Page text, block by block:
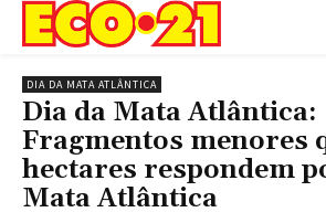
DIA DA MATA ATLÂNTICA
Dia da Mata Atlântica:
Fragmentos menores
hectares respondem
Mata Atlântica